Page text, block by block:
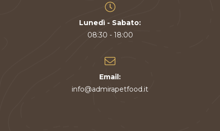
Lunedì - Sabato:
08:30 - 18:00
Email:
info@admirapetfood.it